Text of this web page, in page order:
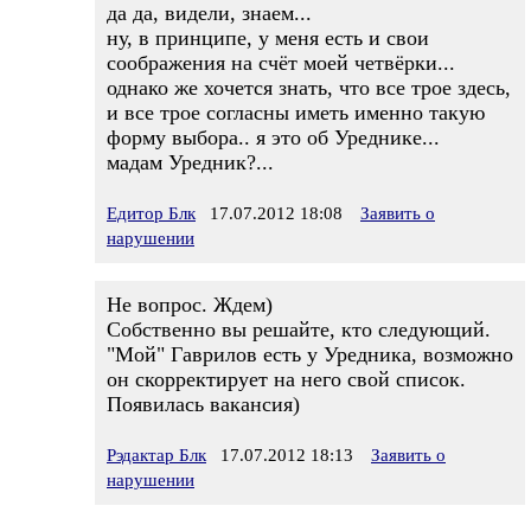
да да, видели, знаем...
ну, в принципе, у меня есть и свои
соображения на счёт моей четвёрки...
однако же хочется знать, что все трое здесь,
и все трое согласны иметь именно такую
форму выбора.. я это об Уреднике...
мадам Уредник?...
Едитор Блк 17.07.2012 18:08
Заявить о
нарушении
Не вопрос. Ждем)
Собственно вы решайте, кто следующий.
"Мой" Гаврилов есть у Уредника, возможно
он скорректирует на него свой список.
Появилась вакансия)
Рэдактар Блк 17.07.2012 18:13
Заявить о
нарушении